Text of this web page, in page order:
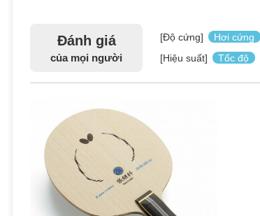
Đánh giá
của mọi người
[Độ cứng]
Hơi cứng
[Hiệu suất]
Tốc độ